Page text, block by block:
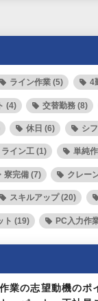
ライン作業 (5) 4
(4) 交替勤務 (8)
休日 (6) シ
ライン工 (1) 単純
寮完備 (7) クレー
スキルアップ (20)
ト (19) PC入力作
業の志望動機のポ